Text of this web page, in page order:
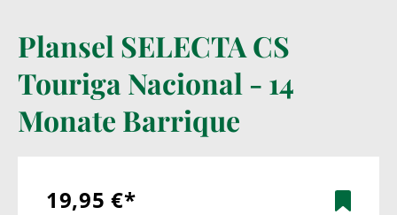
Plansel SELECTA CS
Touriga Nacional - 14
Monate Barrique
19,95 €*